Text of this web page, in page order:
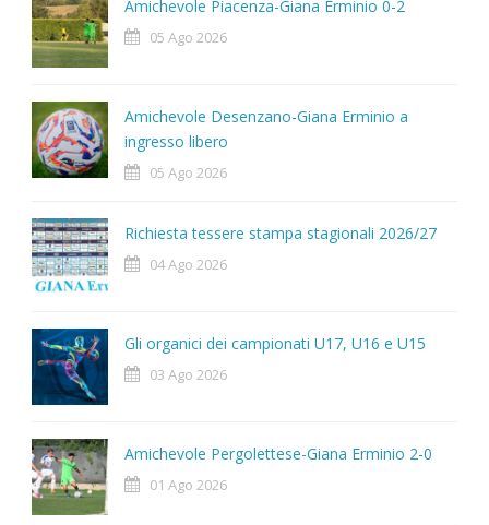
Amichevole Piacenza-Giana Erminio 0-2
05 Ago 2026
Amichevole Desenzano-Giana Erminio a
ingresso libero
05 Ago 2026
Richiesta tessere stampa stagionali 2026/27
04 Ago 2026
Gli organici dei campionati U17, U16 e U15
03 Ago 2026
Amichevole Pergolettese-Giana Erminio 2-0
01 Ago 2026